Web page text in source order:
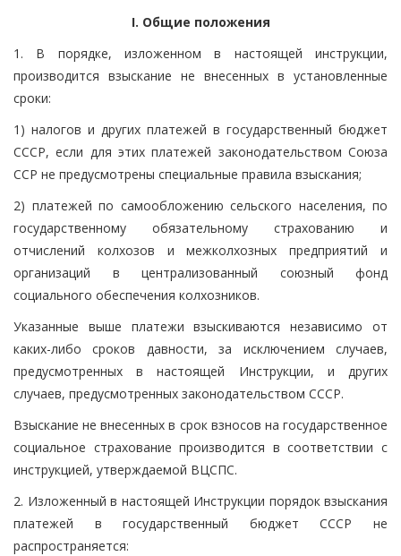
I. Общие положения
1. В порядке, изложенном в настоящей инструкции,
производится взыскание не внесенных в установленные
сроки:
1) налогов и других платежей в государственный бюджет
СССР, если для этих платежей законодательством Союза
ССР не предусмотрены специальные правила взыскания;
2) платежей по самообложению сельского населения, по
государственному обязательному страхованию и
отчислений колхозов и межколхозных предприятий и
организаций в централизованный союзный фонд
социального обеспечения колхозников.
Указанные выше платежи взыскиваются независимо от
каких-либо сроков давности, за исключением случаев,
предусмотренных в настоящей Инструкции, и других
случаев, предусмотренных законодательством СССР.
Взыскание не внесенных в срок взносов на государственное
социальное страхование производится в соответствии с
инструкцией, утверждаемой ВЦСПС.
2. Изложенный в настоящей Инструкции порядок взыскания
платежей в государственный бюджет СССР не
распространяется: